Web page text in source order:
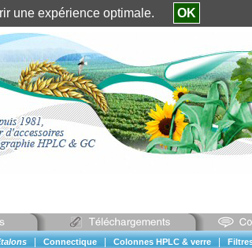
Identification client ||Mon compte
Connectique Colonnes HPLC & verre
une expérience optimale. OK